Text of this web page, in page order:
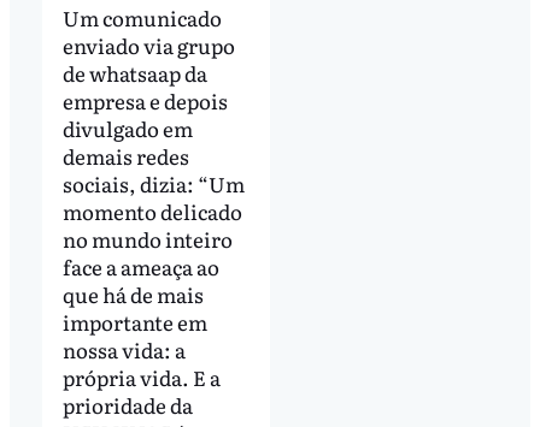
Um comunicado
enviado via grupo
de whatsaap da
empresa e depois
divulgado em
demais redes
sociais, dizia: “Um
momento delicado
no mundo inteiro
face a ameaça ao
que há de mais
importante em
nossa vida: a
própria vida. E a
prioridade da